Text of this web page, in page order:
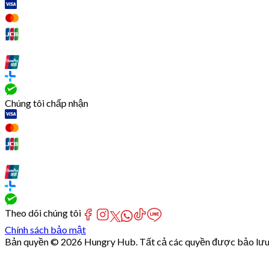
Chúng tôi chấp nhận
Theo dõi chúng tôi
Chính sách bảo mật
Bản quyền © 2026 Hungry Hub. Tất cả các quyền được bảo